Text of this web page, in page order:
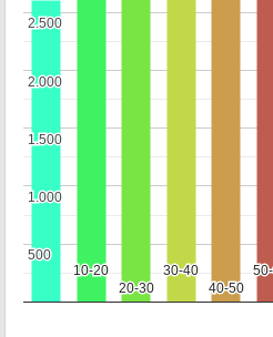
10-20
10-20
20-30
20-30
30-40
30-40
40-50
40-50
500
500
1.000
1.000
1.500
1.500
2.000
2.000
2.500
2.500